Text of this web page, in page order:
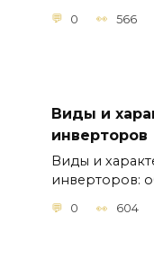
0 566
Виды и
инверторов
Виды и
инверторов:
0 604